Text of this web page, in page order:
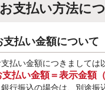
お支払い方法に
支払い金額について
払い金額につきましては
支払い金額＝表示金額
行振込の場合は、別途振